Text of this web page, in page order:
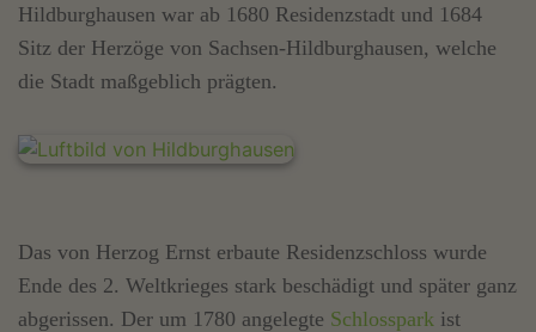
Hildburghausen war ab 1680 Residenzstadt und 1684
Sitz der Herzöge von Sachsen-Hildburghausen, welche
die Stadt maßgeblich prägten.
Das von Herzog Ernst erbaute Residenzschloss wurde
Ende des 2. Weltkrieges stark beschädigt und später ganz
abgerissen. Der um 1780 angelegte Schlosspark ist